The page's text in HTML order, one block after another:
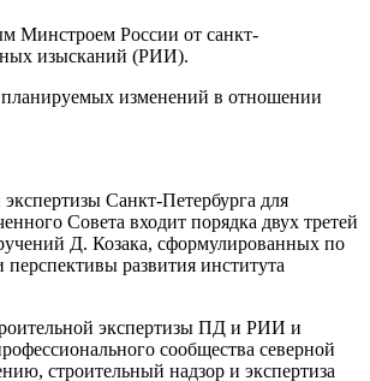
Минстроем России от санкт-
изысканий (РИИ).
изменений в отношении
Санкт-Петербурга для
Совета входит порядка двух третей
Д. Козака, сформулированных по
перспективы развития института
экспертизы ПД и РИИ и
сообщества северной
строительный надзор и экспертиза